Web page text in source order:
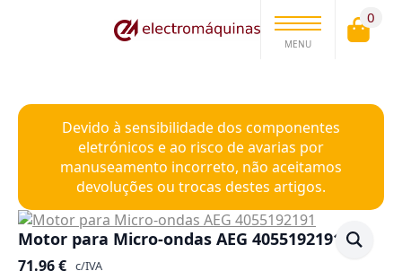
MENU
0
Devido à sensibilidade dos componentes
eletrónicos e ao risco de avarias por
manuseamento incorreto, não aceitamos
devoluções ou trocas destes artigos.
Motor para Micro-ondas AEG 4055192191
71.96€ c/IVA